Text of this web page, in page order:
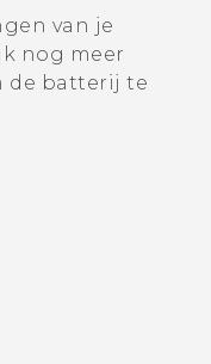
van je
nog meer
de batterij te